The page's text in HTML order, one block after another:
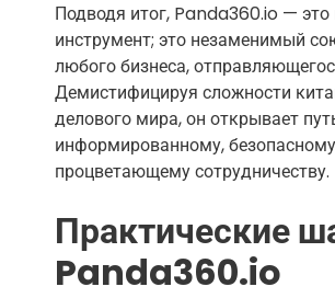
Подводя итог, Panda360.io — это
инструмент; это незаменимый
любого бизнеса,
Демистифицируя сложности
делового мира, он открывает
информированному,
процветающему сотрудничеству.
Практические
Panda360.io